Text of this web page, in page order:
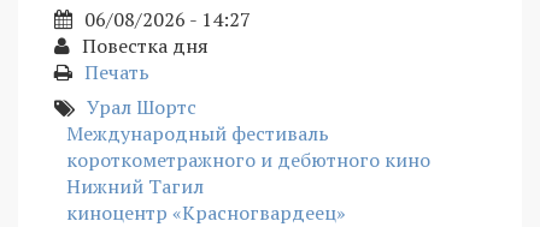
06/08/2026 - 14:27
Повестка дня
Печать
Урал Шортс
Международный фестиваль
короткометражного и дебютного кино
Нижний Тагил
киноцентр «Красногвардеец»